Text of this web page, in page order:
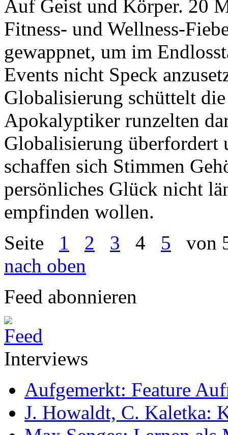
Auf Geist und Körper. 20
Fitness- und Wellness-
gewappnet, um im
Events nicht Speck
Globalisierung schüttelt
Apokalyptiker runzelten
Globalisierung überfordert
schaffen sich Stimmen
persönliches Glück nicht
empfinden wollen.
Seite 1 2 3 4 5 von
nach oben
Feed abonnieren
Interviews
Aufgemerkt: Feature
J. Howaldt, C. Kaletka: